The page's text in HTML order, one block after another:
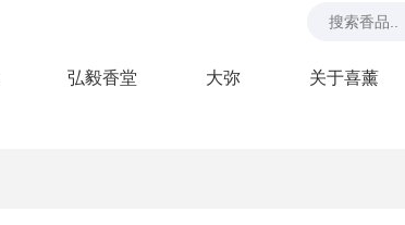
弘毅香堂 大弥 关于喜薰